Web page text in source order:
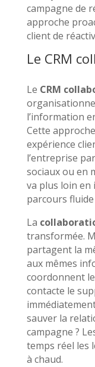
campagne de
approche
client de
Le CRM
Le CRM
l’information
Cette approche
expérience
l’entreprise
sociaux ou en
va plus loin en
parcours
La
transformée.
partagent la
aux mêmes
coordonnent
contacte le
sauver la
campagne ?
temps réel les
à chaud.